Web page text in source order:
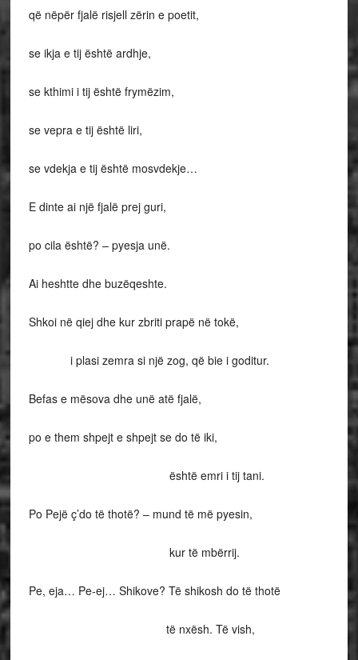
që nëpër fjalë risjell zërin e poetit,
se ikja e tij është ardhje,
se kthimi i tij është frymëzim,
se vepra e tij është liri,
se vdekja e tij është mosvdekje…
E dinte ai një fjalë prej guri,
po cila është? – pyesja unë.
Ai heshtte dhe buzëqeshte.
Shkoi në qiej dhe kur zbriti prapë në tokë,
i plasi zemra si një zog, që bie i goditur.
Befas e mësova dhe unë atë fjalë,
po e them shpejt e shpejt se do të iki,
është emri i tij tani.
Po Pejë ç’do të thotë? – mund të më pyesin,
kur të mbërrij.
Pe, eja… Pe-ej… Shikove? Të shikosh do të thotë
të nxësh. Të vish,